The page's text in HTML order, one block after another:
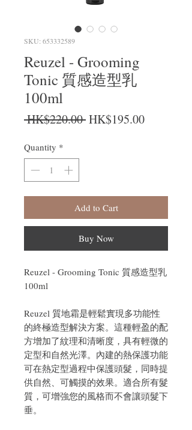
SKU: 653332589
Reuzel - Grooming
Tonic 質感造型乳
100ml
HK$220.00 Regular Price
HK$195.00Sale Price
Quantity *
Add to Cart
Buy Now
Reuzel - Grooming Tonic 質感造型乳
100ml
Reuzel 質地霜是輕鬆實現多功能性
的終極造型解決方案。這種輕盈的配
方增加了紋理和清晰度，具有輕微的
定型和自然光澤。內建的熱保護功能
可在熱定型過程中保護頭髮，同時提
供自然、可觸摸的效果。適合所有髮
質，可增強您的風格而不會讓頭髮下
垂。